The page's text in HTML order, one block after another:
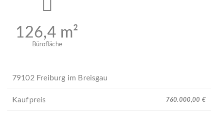
126,4 m²
Bürofläche
79102 Freiburg im Breisgau
Kaufpreis 760.000,00 €